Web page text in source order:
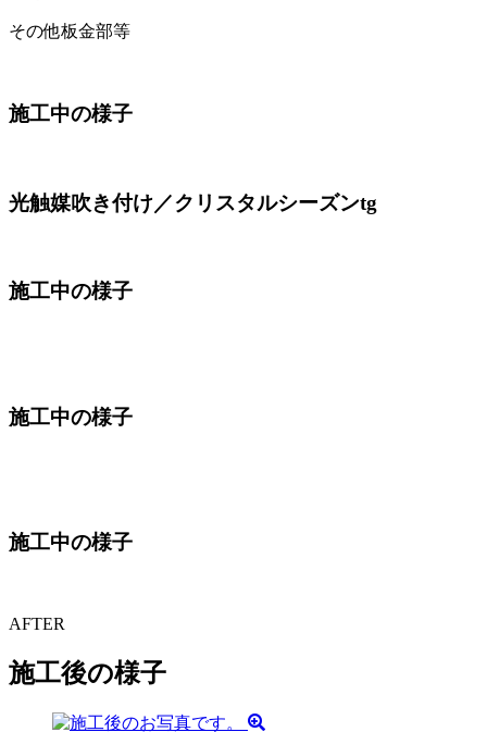
その他板金部等
施工中の様子
光触媒吹き付け／クリスタルシーズンtg
施工中の様子
施工中の様子
施工中の様子
AFTER
施工後の様子